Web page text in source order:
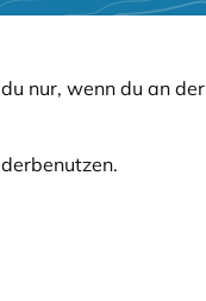
nur, wenn du an der